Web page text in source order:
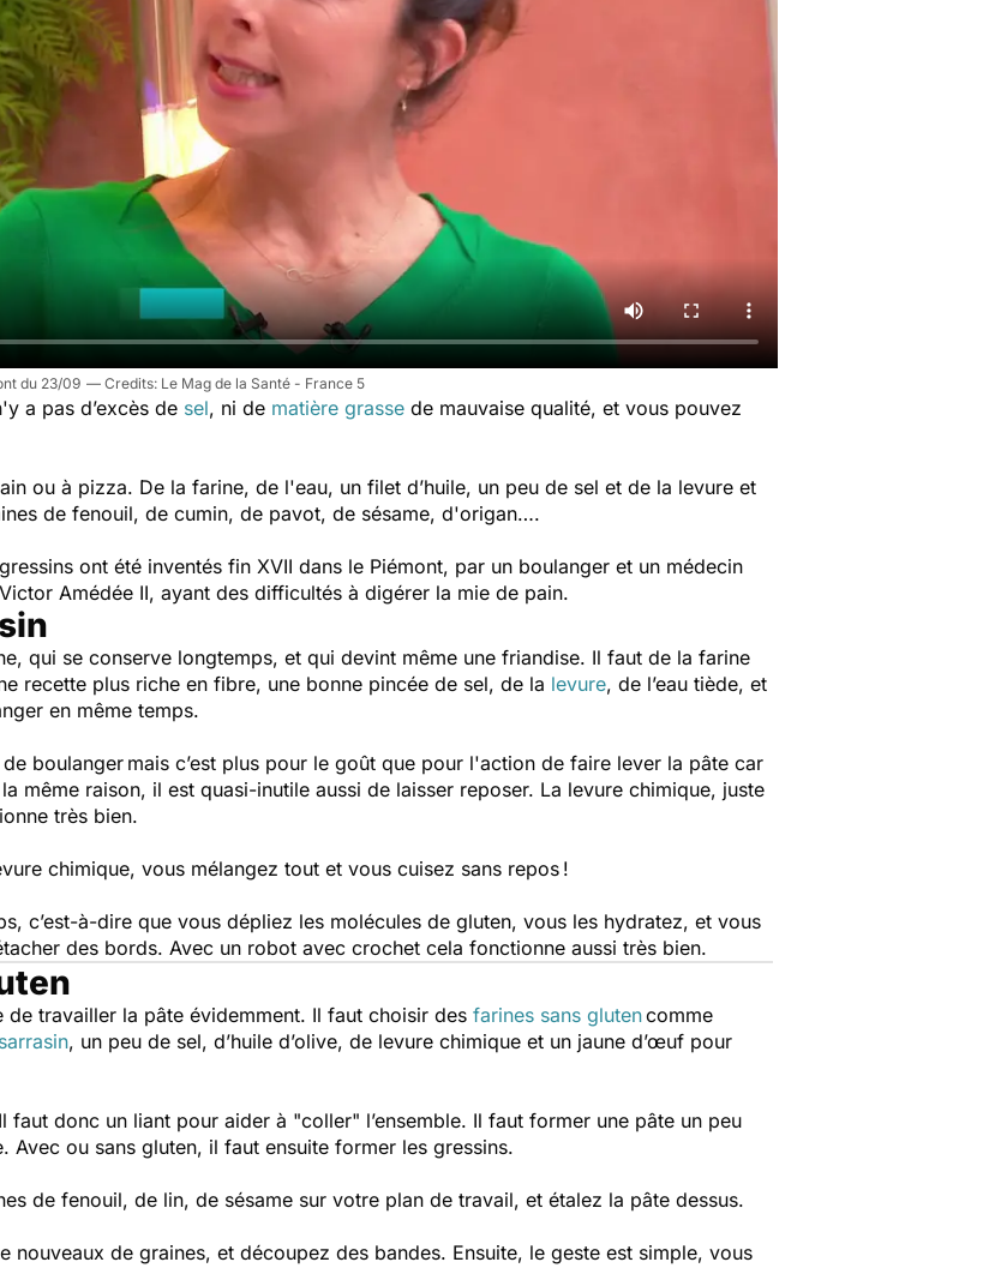
du 23/09 Le Mag de la Santé - France 5
a pas d’excès de sel, ni de matière grasse de mauvaise qualité, et vous pouvez
ou à pizza. De la farine, de l'eau, un filet d’huile, un peu de sel et de la levure et
de fenouil, de cumin, de pavot, de sésame, d'origan….
ont été inventés fin XVII dans le Piémont, par un boulanger et un médecin
Amédée II, ayant des difficultés à digérer la mie de pain.
qui se conserve longtemps, et qui devint même une friandise. Il faut de la farine
recette plus riche en fibre, une bonne pincée de sel, de la levure, de l’eau tiède, et
en même temps.
boulanger mais c’est plus pour le goût que pour l'action de faire lever la pâte car
même raison, il est quasi-inutile aussi de laisser reposer. La levure chimique, juste
très bien.
chimique, vous mélangez tout et vous cuisez sans repos !
c’est-à-dire que vous dépliez les molécules de gluten, vous les hydratez, et vous
des bords. Avec un robot avec crochet cela fonctionne aussi très bien.
travailler la pâte évidemment. Il faut choisir des farines sans glutencomme
, un peu de sel, d’huile d’olive, de levure chimique et un jaune d’œuf pour
faut donc un liant pour aider à "coller" l’ensemble. Il faut former une pâte un peu
ou sans gluten, il faut ensuite former les gressins.
de fenouil, de lin, de sésame sur votre plan de travail, et étalez la pâte dessus.
nouveaux de graines, et découpez des bandes. Ensuite, le geste est simple, vous